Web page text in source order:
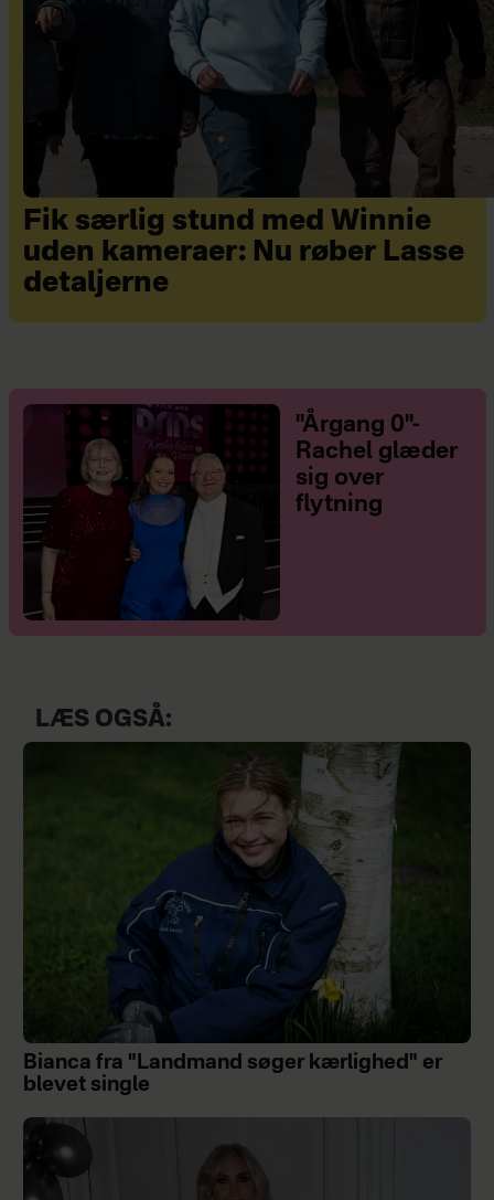
Fik særlig stund med Winnie
uden kameraer: Nu røber Lasse
detaljerne
"Årgang 0"-
Rachel glæder
sig over
flytning
LÆS OGSÅ:
Bianca fra "Landmand søger kærlighed" er
blevet single